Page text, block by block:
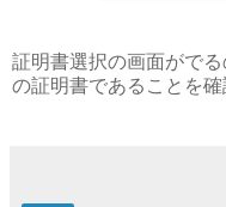
証明書選択の画面がで
の証明書であることを確